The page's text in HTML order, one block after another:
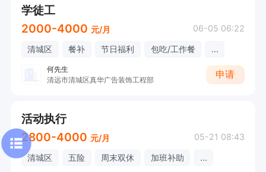
学徒工
2000-4000 元/月 06-05 06:22
清城区 餐补 节日福利 包吃/工作餐 ...
何先生
清远市清城区真华广告装饰工程部
申请
活动执行
2800-4000 元/月 05-21 08:43
清城区 五险 周末双休 加班补助 ...